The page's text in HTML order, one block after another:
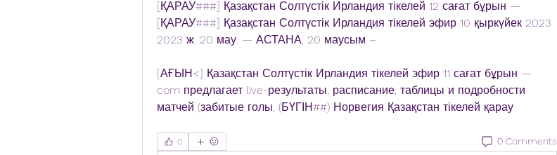
[ҚАРАУ###] Қазақстан Солтүстік Ирландия тікелей 12 сағат бұрын —
[ҚАРАУ###] Қазақстан Солтүстік Ирландия тікелей эфир 10 қыркүйек 2023
2023 ж. 20 мау. — АСТАНА, 20 маусым –
[АҒЫН<] Қазақстан Солтүстік Ирландия тікелей эфир 11 сағат бұрын —
com предлагает live-результаты, расписание, таблицы и подробности
матчей (забитые голы, (БҮГІН##) Норвегия Қазақстан тікелей қарау
0 0 Comments